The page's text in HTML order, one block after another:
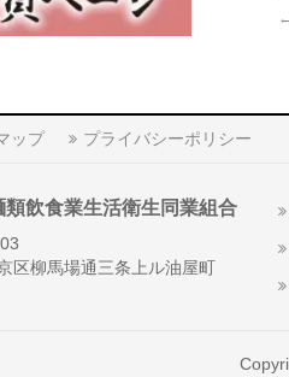
←
ップ プライバシーポリシー
類飲食業生活衛生同業組合
区柳馬場通三条上ル油屋町